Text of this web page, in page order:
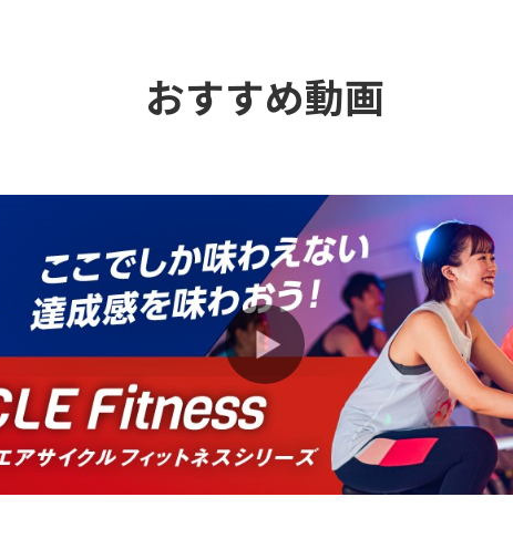
疲れたままの日常をリカバリーしよう。心と身体
大人気バイクプログラムAIR CYCLE Fitnessを体
おすすめ動画